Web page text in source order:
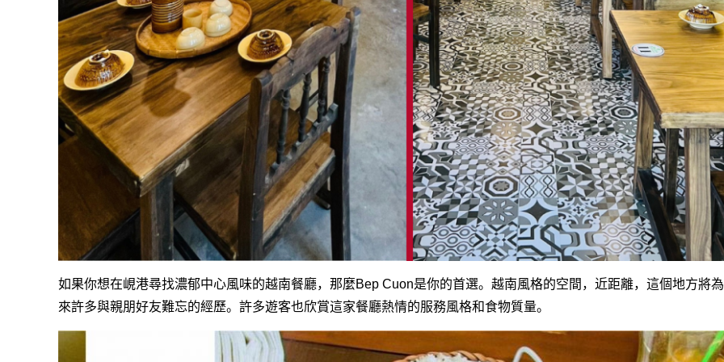
如果你想在峴港尋找濃郁中心風味的越南餐廳，那麼Bep Cuon是你的首選。越南風格的空間，近距離，這個地方將
來許多與親朋好友難忘的經歷。許多遊客也欣賞這家餐廳熱情的服務風格和食物質量。